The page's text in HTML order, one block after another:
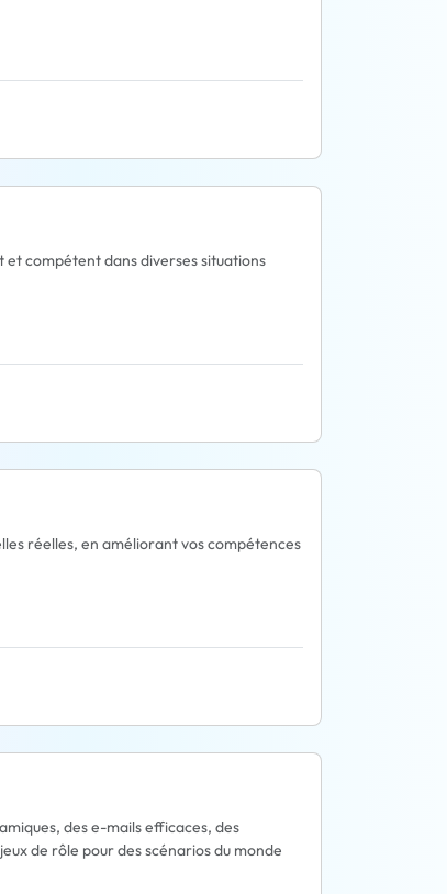
et compétent dans diverses situations
réelles, en améliorant vos compétences
des e-mails efficaces, des
de rôle pour des scénarios du monde